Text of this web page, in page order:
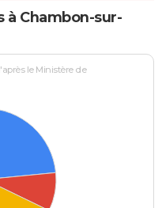
à Chambon-sur-
le Ministère de